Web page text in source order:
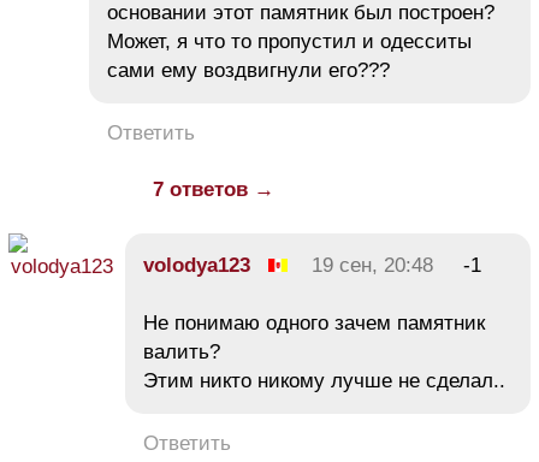
основании этот памятник был построен?
Может, я что то пропустил и одесситы
сами ему воздвигнули его???
Ответить
7 ответов →
volodya123 19 сен, 20:48 -1
Не понимаю одного зачем памятник
валить?
Этим никто никому лучше не сделал..
Ответить